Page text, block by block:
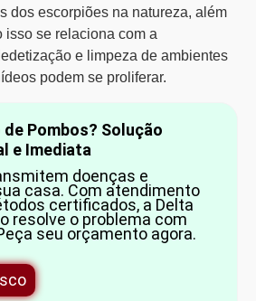
dos escorpiões na natureza, além
isso se relaciona com a
e limpeza de ambientes
podem se proliferar.
Pombos? Solução
e Imediata
doenças e
casa. Com atendimento
certificados, a Delta
resolve o problema com
seu orçamento agora.